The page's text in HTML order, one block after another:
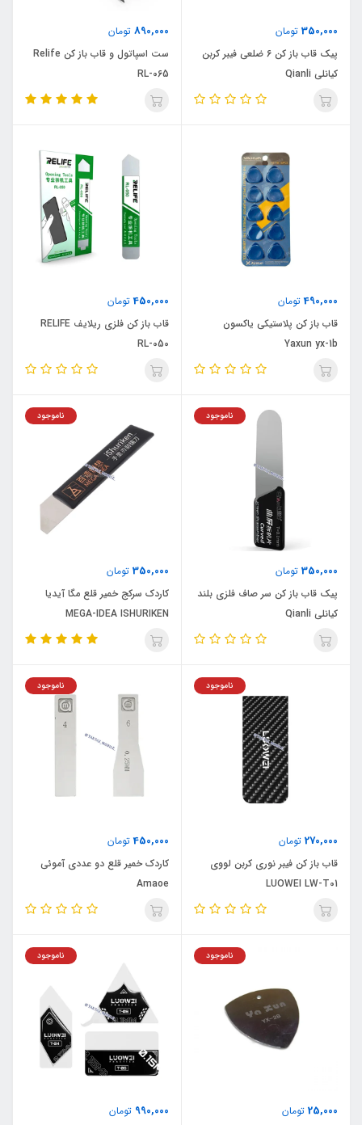
350,000 تومان
پیک قاب باز کن 6 ضلعی فیبر کربن
کیانلی Qianli
890,000 تومان
ست اسپاتول و قاب باز کن Relife
RL-065
490,000تومان
قاب باز کن پلاستیکی یاکسون
Yaxun yx-1b
450,000تومان
قاب باز کن فلزی ریلایف RELIFE
RL-050
350,000 تومان
ناموجود
پیک قاب باز کن سر صاف فلزی بلند
کیانلی Qianli
350,000 تومان
ناموجود
کاردک سرکج خمیر قلع مگا آیدیا
MEGA-IDEA ISHURIKEN
270,000 تومان
ناموجود
قاب باز کن فیبر نوری کربن لووی
LUOWEI LW-T01
450,000تومان
ناموجود
کاردک خمیر قلع دو عددی آموئی
Amaoe
25,000 تومان
ناموجود
990,000 تومان
ناموجود